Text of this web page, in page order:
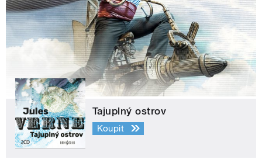
Tajuplný ostrov
Koupit